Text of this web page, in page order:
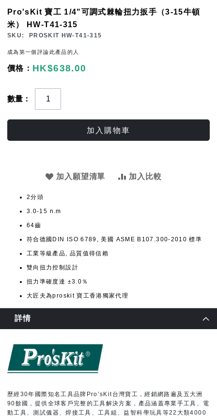
Pro'sKit 寶工 1/4"可調式棘輪扭力扳手（3-15牛頓
米） HW-T41-315
SKU PROSKIT HW-T41-315
成為第一個評論此產品的人
HK$638.00
數量
加入購物車
加入願望清單 加入比較
2分頭
3.0-15 n.m
64齒
符合德國DIN ISO 6789, 美國 ASME B107.300-2010 標準
工業等級產品, 品質值得信賴
雙向扭力控制設計
扭力準確度達 ±3.0％
大匠夫為proskit 寶工香港獨家代理
the
of
the
gallery
詳情
歷經30年國際知名工具品牌Pro’sKit台灣寶工，經銷網路遍及五大洲
90餘國，提供全球客戶完整的工具解決方案，產品涵蓋專業手工具、電
動工具、測試儀器、焊接工具、工具組、益智科學玩具等22大類4000